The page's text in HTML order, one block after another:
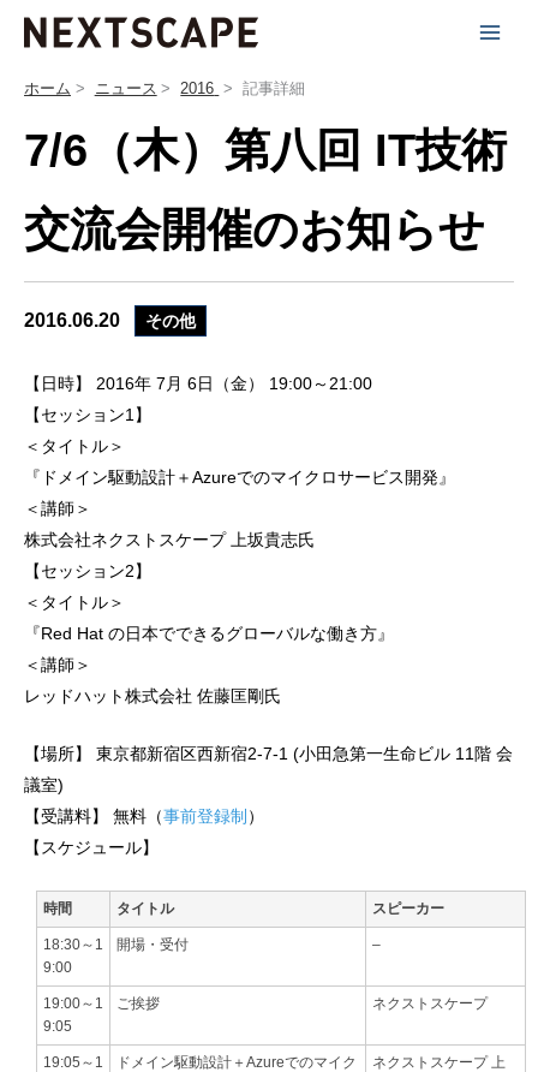
ホーム ニュース 2016 記事詳細
7/6（木）第八回 IT技術
交流会開催のお知らせ
2016.06.20 その他
【日時】 2016年 7月 6日（金） 19:00～21:00
【セッション1】
＜タイトル＞
『ドメイン駆動設計＋Azureでのマイクロサービス開発』
＜講師＞
株式会社ネクストスケープ 上坂貴志氏
【セッション2】
＜タイトル＞
『Red Hat の日本でできるグローバルな働き方』
＜講師＞
レッドハット株式会社 佐藤匡剛氏
【場所】 東京都新宿区西新宿2-7-1 (小田急第一生命ビル 11階 会
議室)
【受講料】 無料（事前登録制 ）
【スケジュール】
時間 タイトル スピーカー
18:30～1
9:00
開場・受付 –
19:00～1
9:05
ご挨拶 ネクストスケープ
19:05～1
ドメイン駆動設計＋Azureでのマイク
ネクストスケープ 上